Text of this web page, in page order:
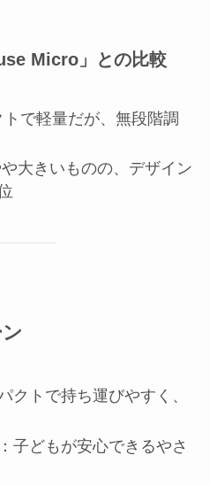
Micro」との比較
で軽量だが、無段階調
大きいものの、デザイン
クトで持ち運びやすく、
子どもが安心できるやさ